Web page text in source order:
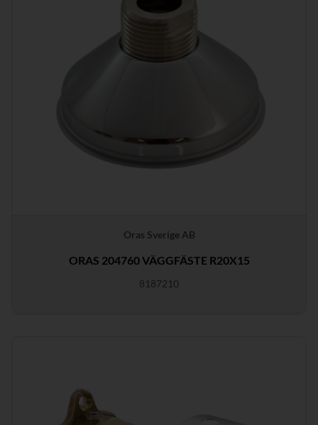
Oras Sverige AB
ORAS 204760 VÄGGFÄSTE R20X15
8187210